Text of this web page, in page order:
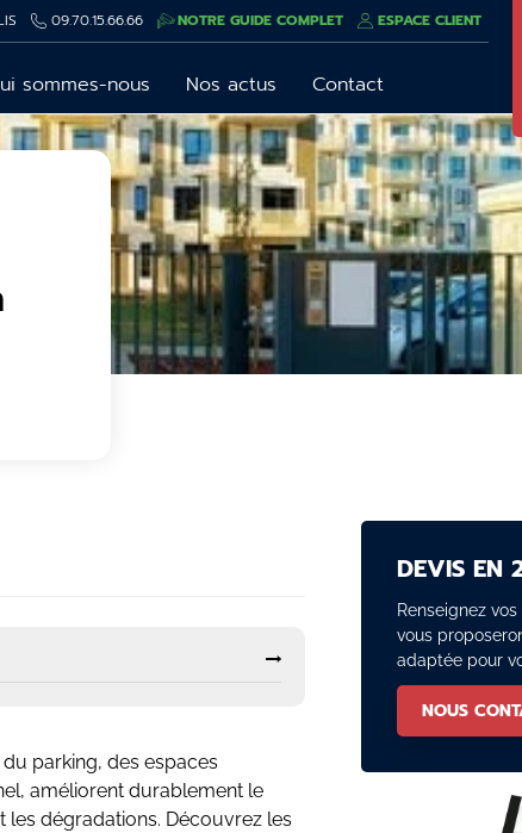
09.70.15.66.66 NOTRE GUIDE COMPLET ESPACE CLIENT
sommes-nous Nos actus Contact
parking, des espaces
améliorent durablement le
dégradations. Découvrez les
DEVIS EN
Renseignez
vous
adaptée pour
NOUS